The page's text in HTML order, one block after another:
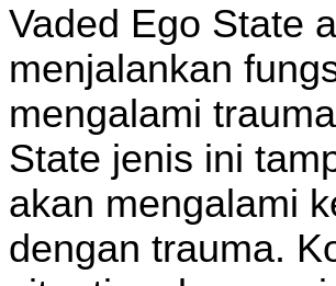
Vaded Ego State
menjalankan
mengalami
State jenis ini
akan mengalami
dengan trauma.